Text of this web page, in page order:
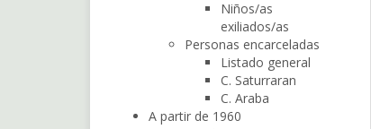
Niños/as
exiliados/as
Personas encarceladas
Listado general
C. Saturraran
C. Araba
A partir de 1960